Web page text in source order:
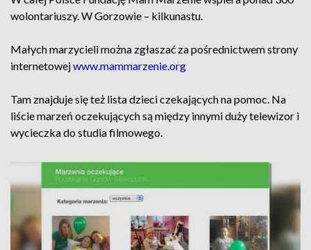
wolontariuszy. W Gorzowie – kilkunastu.
Małych marzycieli można zgłaszać za pośrednictwem strony
internetowejwww.mammarzenie.org
Tam znajduje się też lista dzieci czekających na pomoc. Na
liście marzeń oczekujących są między innymi duży telewizor i
wycieczka do studia filmowego.